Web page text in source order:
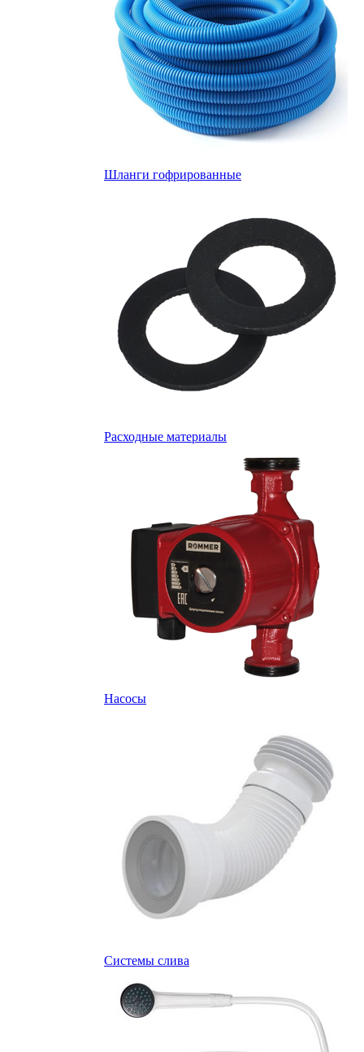
Шланги гофрированные
Расходные материалы
Насосы
Системы слива